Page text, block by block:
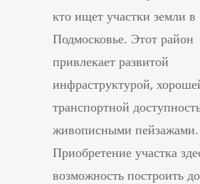
кто ищет участки земли в
Подмосковье. Этот район
привлекает развитой
инфраструктурой,
транспортной
живописными пейзажами.
Приобретение участка
возможность построить